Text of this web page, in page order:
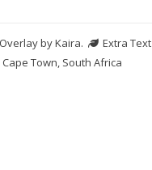
byKaira.
Extra Text
Cape Town, South Africa